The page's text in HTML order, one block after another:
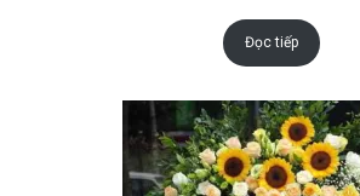
Đọc tiếp